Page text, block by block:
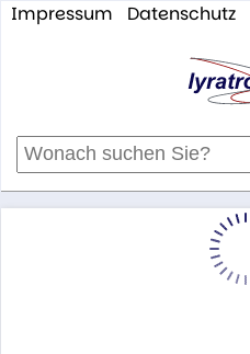
Impressum Datenschutz